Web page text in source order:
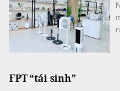
FPT “tái sinh”